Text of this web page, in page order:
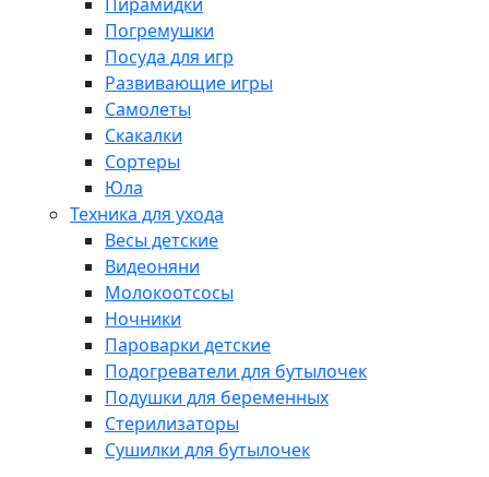
Погремушки
Посуда для игр
Развивающие игры
Самолеты
Скакалки
Сортеры
Юла
Техника для ухода
Весы детские
Видеоняни
Молокоотсосы
Ночники
Пароварки детские
Подогреватели для бутылочек
Подушки для беременных
Стерилизаторы
Сушилки для бутылочек